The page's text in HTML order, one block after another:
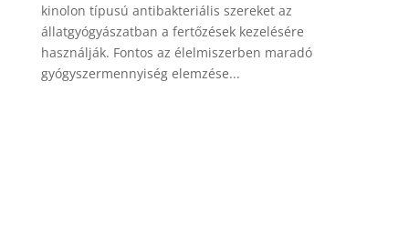
kinolon típusú antibakteriális szereket az
állatgyógyászatban a fertőzések kezelésére
használják. Fontos az élelmiszerben maradó
gyógyszermennyiség elemzése...